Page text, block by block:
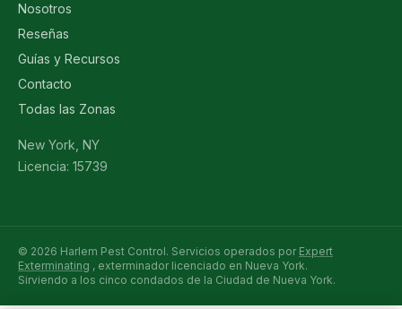
Nosotros
Reseñas
Guías y Recursos
Contacto
Todas las Zonas
New York, NY
Licencia: 15739
© 2026 Harlem Pest Control. Servicios operados por Expert
Exterminating , exterminador licenciado en Nueva York.
Sirviendo a los cinco condados de la Ciudad de Nueva York.